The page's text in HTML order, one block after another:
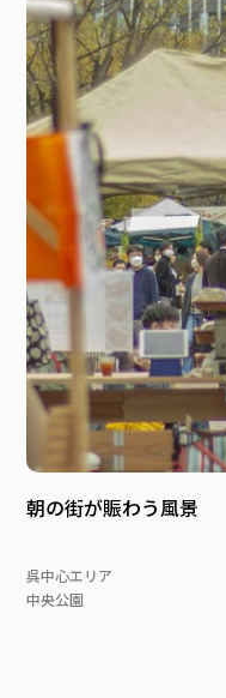
朝の街が賑わう風景
呉中心エリア
中央公園